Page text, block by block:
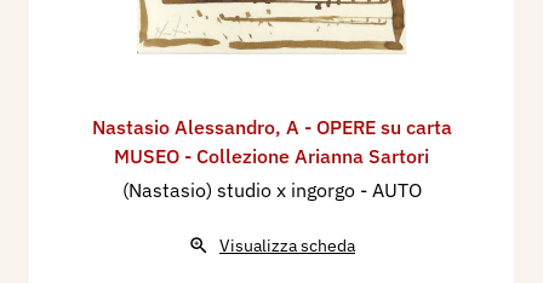
Nastasio Alessandro, A - OPERE su carta
MUSEO - Collezione Arianna Sartori
(Nastasio) studio x ingorgo - AUTO
Visualizza scheda